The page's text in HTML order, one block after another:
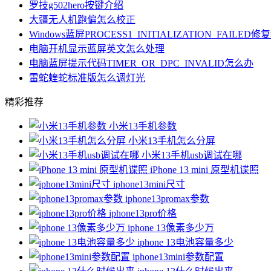
罗技g502hero按键介绍
大疆无人机跑偏怎么校正
Windows蓝屏PROCESS1_INITIALIZATION_FAILED修
电脑开机显示蓝屏英文怎么处理
电脑蓝屏提示代码TIMER_OR_DPC_INVALID怎么办
雷蛇蝰蛇标准版怎么调灯光
精彩推荐
小米13手机参数
小米13手机怎么分屏
小米13手机usb调试在哪
iPhone 13 mini 原型机谍照
iphone13mini尺寸
iphone13promax参数
iphone13pro价格
iphone 13像素多少万
iphone 13电池容量多少
iphone13mini参数配置